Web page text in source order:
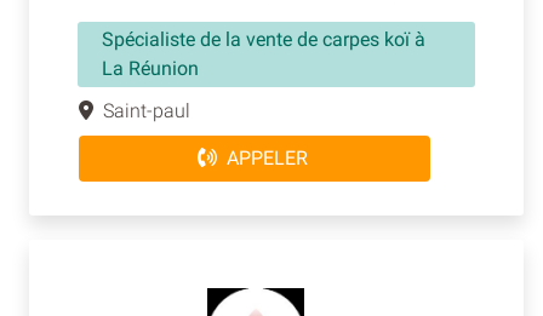
Spécialiste de la vente de carpes koï à
La Réunion
Saint-paul
APPELER